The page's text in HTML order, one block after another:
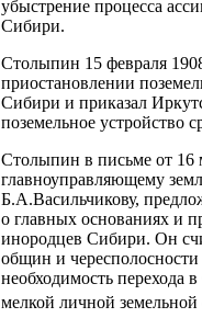
убыстрение процесса
Сибири.
Столыпин 15 февраля
приостановлении
Сибири и приказал
поземельное устройство
Столыпин в письме от 16
главноуправляющему
Б.А.Васильчикову,
о главных основаниях и
инородцев Сибири. Он
общин и
необходимость перехода
мелкой личной земельной